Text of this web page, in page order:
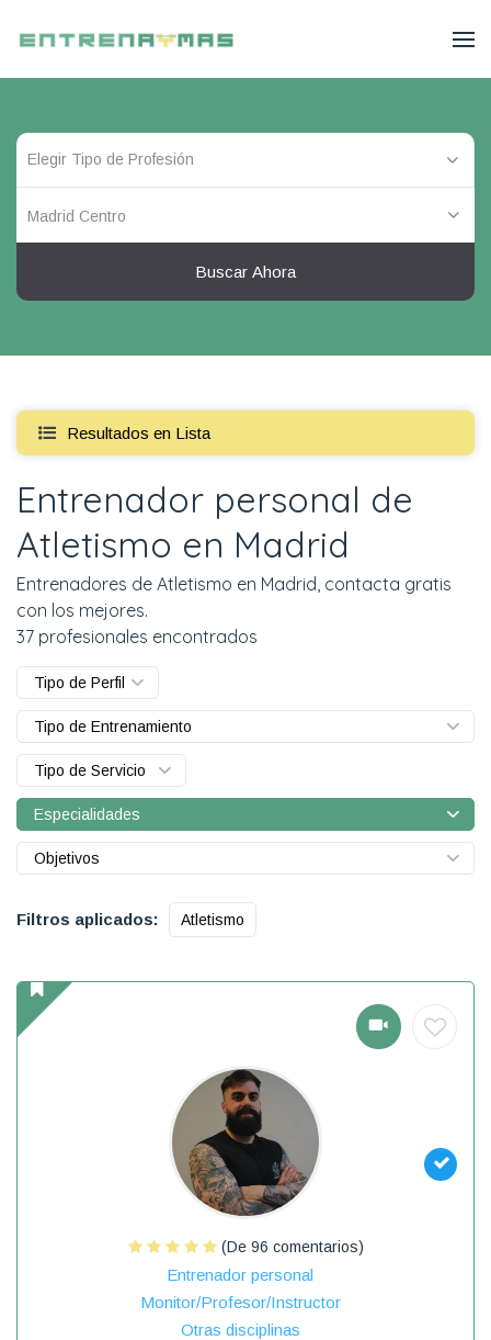
Madrid Centro
Buscar Ahora
Resultados en Lista
Entrenador personal de
Atletismo en Madrid
Entrenadores de Atletismo en Madrid, contacta gratis
con los mejores.
37 profesionales encontrados
Tipo de Perfil
Tipo de Entrenamiento
Tipo de Servicio
Especialidades
Objetivos
Filtros aplicados: Atletismo
(De 96 comentarios)
Entrenador personal
Monitor/Profesor/Instructor
Otras disciplinas